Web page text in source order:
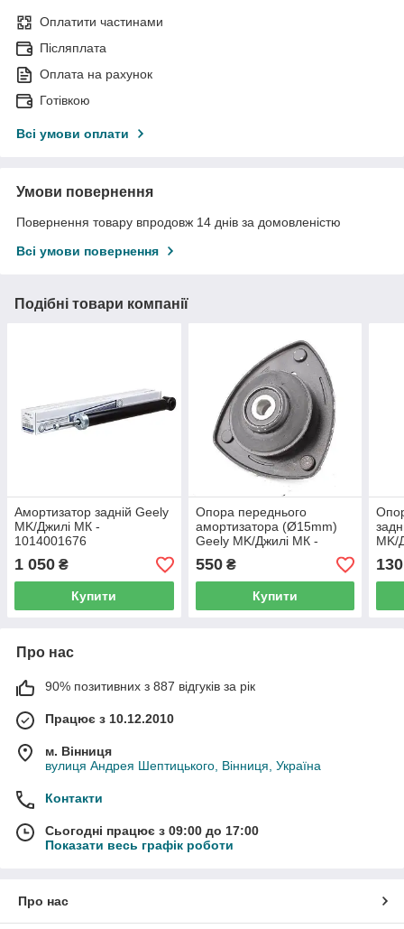
Оплатити частинами
Післяплата
Оплата на рахунок
Готівкою
Всі умови оплати
Умови повернення
Повернення товару впродовж 14 днів за домовленістю
Всі умови повернення
Подібні товари компанії
Амортизатор задній Geely
MK/Джилі МК -
1014001676
1 050 ₴
Купити
Опора переднього
амортизатора (Ø15mm)
Geely MK/Джилі МК -
1014022244
550₴
Купити
MK/
130
Про нас
90% позитивних з 887 відгуків за рік
Працює з 10.12.2010
м. Вінниця
вулиця Андрея Шептицького, Вінниця, Україна
Контакти
Сьогодні працює з 09:00 до 17:00
Показати весь графік роботи
Про нас